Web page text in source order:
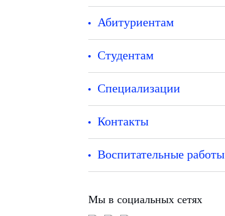
Абитуриентам
Студентам
Специализации
Контакты
Воспитательные работы
Мы в социальных сетях